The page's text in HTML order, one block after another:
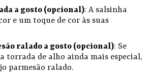
a gosto (opcional): A salsinha
e um toque de cor às suas
ralado a gosto (opcional): Se
torrada de alho ainda mais especial,
parmesão ralado.